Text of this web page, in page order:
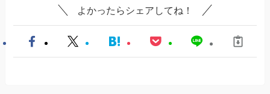
よかったらシェアしてね！